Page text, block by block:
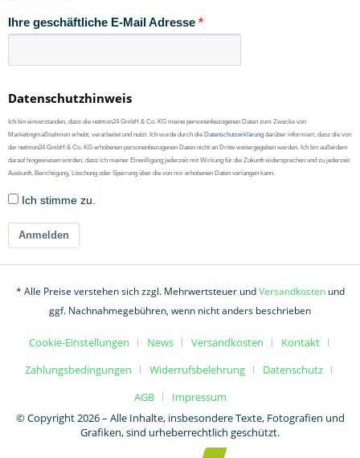
Ihre geschäftliche E-Mail Adresse
Datenschutzhinweis
Ich bin einverstanden, dass die netmon24 GmbH & Co. KG meine personenbezogenen Daten zum Zwecke von
Marketingmaßnahmen erhebt, verarbeitet und nutzt. Ich wurde durch die Datenschutzerklärung darüber informiert, dass die von
der netmon24 GmbH & Co. KG erhobenen personenbezogenen Daten nicht an Dritte weitergegeben werden. Ich bin außerdem
darauf hingewiesen worden, dass ich meiner Einwilligung jederzeit mit Wirkung für die Zukunft widersprechen und zu jederzeit
Auskunft, Berichtigung, Löschung oder Sperrung über die von mir erhobenen Daten verlangen kann.
Ich stimme zu.
Anmelden
* Alle Preise verstehen sich zzgl. Mehrwertsteuer undVersandkostenund
ggf. Nachnahmegebühren, wenn nicht anders beschrieben
Cookie-Einstellungen News Versandkosten
Kontakt
Zahlungsbedingungen
Widerrufsbelehrung
Datenschutz
AGB
Impressum
© Copyright 2026 – Alle Inhalte, insbesondere Texte, Fotografien und
Grafiken, sind urheberrechtlich geschützt.